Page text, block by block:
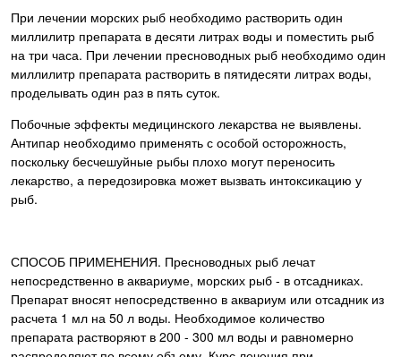
При лечении морских рыб необходимо растворить один
миллилитр препарата в десяти литрах воды и поместить рыб
на три часа. При лечении пресноводных рыб необходимо один
миллилитр препарата растворить в пятидесяти литрах воды,
проделывать один раз в пять суток.
Побочные эффекты медицинского лекарства не выявлены.
Антипар необходимо применять с особой осторожность,
поскольку бесчешуйные рыбы плохо могут переносить
лекарство, а передозировка может вызвать интоксикацию у
рыб.
СПОСОБ ПРИМЕНЕНИЯ. Пресноводных рыб лечат
непосредственно в аквариуме, морских рыб - в отсадниках.
Препарат вносят непосредственно в аквариум или отсадник из
расчета 1 мл на 50 л воды. Необходимое количество
препарата растворяют в 200 - 300 мл воды и равномерно